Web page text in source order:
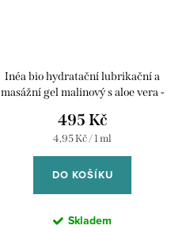
Inéa bio hydratační lubrikační a
masážní gel malinový s aloe vera -
495 Kč
Měrná
4,95 Kč / 1 ml
DO KOŠÍKU
Skladem